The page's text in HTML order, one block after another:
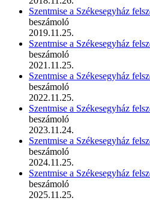
Szentmise a Székesegyház
beszámoló
2019.11.25.
Szentmise a Székesegyház
beszámoló
2021.11.25.
Szentmise a Székesegyház
beszámoló
2022.11.25.
Szentmise a Székesegyház
beszámoló
2023.11.24.
Szentmise a Székesegyház
beszámoló
2024.11.25.
Szentmise a Székesegyház
beszámoló
2025.11.25.